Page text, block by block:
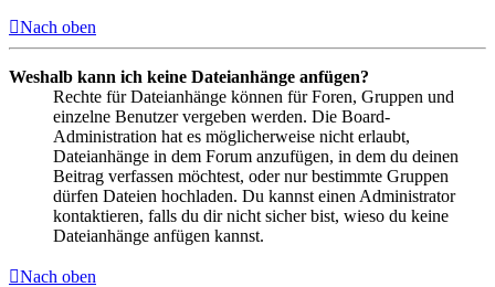
Nach oben
Weshalb kann ich keine Dateianhänge anfügen?
Rechte für Dateianhänge können für Foren, Gruppen und
einzelne Benutzer vergeben werden. Die Board-
Administration hat es möglicherweise nicht erlaubt,
Dateianhänge in dem Forum anzufügen, in dem du deinen
Beitrag verfassen möchtest, oder nur bestimmte Gruppen
dürfen Dateien hochladen. Du kannst einen Administrator
kontaktieren, falls du dir nicht sicher bist, wieso du keine
Dateianhänge anfügen kannst.
Nach oben